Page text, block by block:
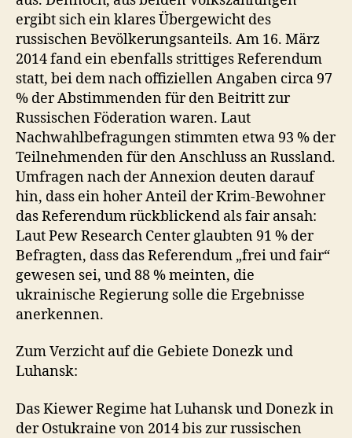
ergibt sich ein klares Übergewicht des
russischen Bevölkerungsanteils. Am 16. März
2014 fand ein ebenfalls strittiges Referendum
statt, bei dem nach offiziellen Angaben circa 97
% der Abstimmenden für den Beitritt zur
Russischen Föderation waren. Laut
Nachwahlbefragungen stimmten etwa 93 % der
Teilnehmenden für den Anschluss an Russland.
Umfragen nach der Annexion deuten darauf
hin, dass ein hoher Anteil der Krim-Bewohner
das Referendum rückblickend als fair ansah:
Laut Pew Research Center glaubten 91 % der
Befragten, dass das Referendum „frei und fair“
gewesen sei, und 88 % meinten, die
ukrainische Regierung solle die Ergebnisse
anerkennen.
Zum Verzicht auf die Gebiete Donezk und
Luhansk:
Das Kiewer Regime hat Luhansk und Donezk in
der Ostukraine von 2014 bis zur russischen